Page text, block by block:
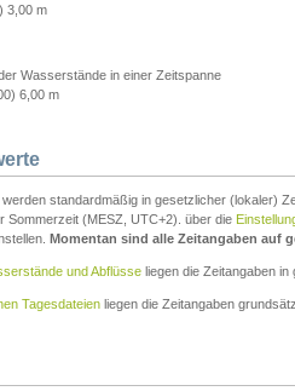
3,00 m
Wasserstände in einer Zeitspanne
6,00 m
standardmäßig in gesetzlicher (lokaler)
Sommerzeit (MESZ, UTC+2). über die
Momentan sind alle Zeitangaben auf
und Abflüsse liegen die Zeitangaben in
Tagesdateien liegen die Zeitangaben